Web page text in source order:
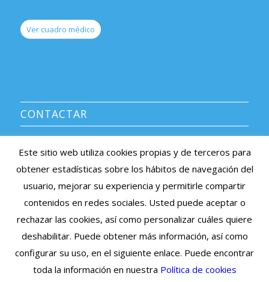
Ver cuadro médico
CONTACTAR
Información y citas: 91 639 08 38
e-mail: averroes@centromedicoaverroes.com
Listado de sociedades médicas asociadas >
Cita Previa Online
Este sitio web utiliza cookies propias y de terceros para
obtener estadísticas sobre los hábitos de navegación del
usuario, mejorar su experiencia y permitirle compartir
contenidos en redes sociales. Usted puede aceptar o
rechazar las cookies, así como personalizar cuáles quiere
deshabilitar. Puede obtener más información, así como
configurar su uso, en el siguiente enlace. Puede encontrar
toda la información en nuestra Política de cookies